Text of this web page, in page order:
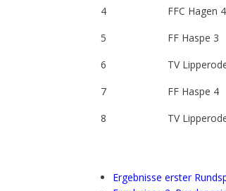
4
FFC Hagen 4
5
FF Haspe 3
6
TV
7
FF Haspe 4
8
TV
Ergebnisse erster